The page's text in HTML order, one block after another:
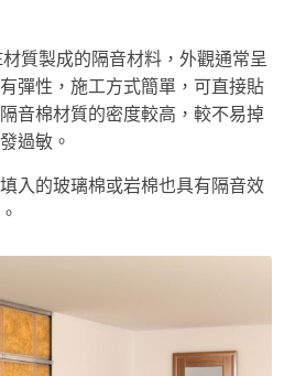
質製成的隔音材料，外觀通常呈
彈性，施工方式簡單，可直接貼
音棉材質的密度較高，較不易掉
過敏。
入的玻璃棉或岩棉也具有隔音效